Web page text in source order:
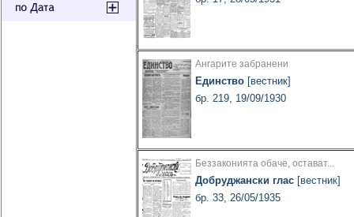
Ангарите забранени
Единство [вестник]
бр. 219, 19/09/1930
Беззаконията обаче, остават...
Добруджански глас [вестник]
бр. 33, 26/05/1935